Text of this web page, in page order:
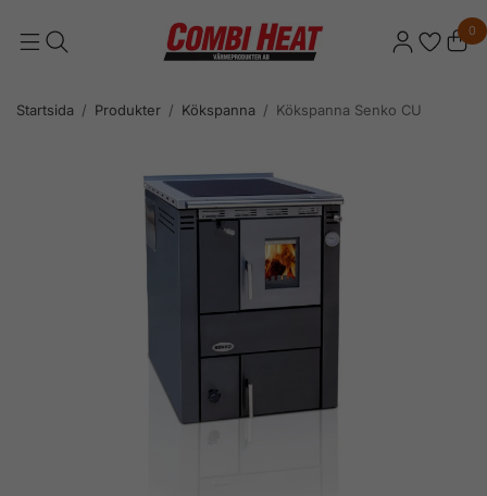
0
Startsida / Produkter / Kökspanna / Kökspanna Senko CU